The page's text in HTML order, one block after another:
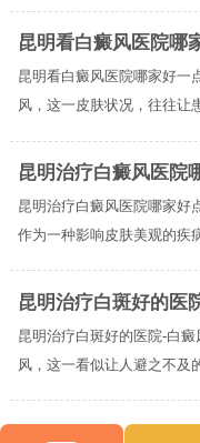
昆明看白癜风医院哪
昆明看白癜风医院哪家好一
风，这一皮肤状况，往往让
昆明治疗白癜风医院
昆明治疗白癜风医院哪家好
作为一种影响皮肤美观的疾
昆明治疗白斑好的医
昆明治疗白斑好的医院-白
风，这一看似让人避之不及